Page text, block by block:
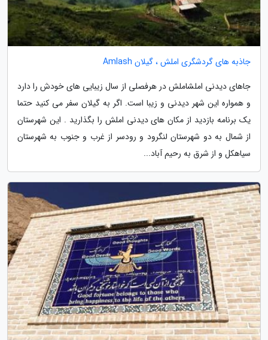
جاذبه های گردشگری املش ، گیلان Amlash
جاهای دیدنی املشاملش در هرفصلی از سال زیبایی های خودش را دارد
و همواره این شهر دیدنی و زیبا است. اگر به گیلان سفر می کنید حتما
یک برنامه بازدید از مکان های دیدنی املش را بگذارید . این شهرستان
از شمال به دو شهرستان لنگرود و رودسر از غرب و جنوب به شهرستان
سیاهکل و از شرق به رحیم آباد...